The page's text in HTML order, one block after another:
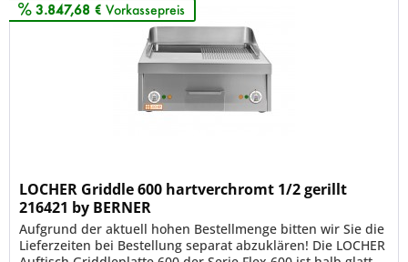
3.847,68 € Vorkassepreis
LOCHER Griddle 600 hartverchromt 1/2 gerillt
216421 by BERNER
Aufgrund der aktuell hohen Bestellmenge bitten wir Sie die
Lieferzeiten bei Bestellung separat abzuklären! Die LOCHER